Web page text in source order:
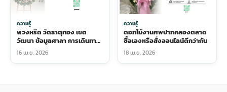
ความรู้
พวงหรีด วัดธาตุทอง เขต
วัฒนา ข้อมูลศาลา การเดินทาง
และบริการจัดส่งถึงวัด
16 เม.ย. 2026
ความรู้
ดอกไม้งานศพปากคลองตลาด
ซื้อเองหรือสั่งออนไลน์ดีกว่ากัน
18 เม.ย. 2026